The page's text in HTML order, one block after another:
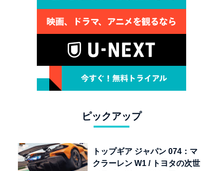
ピックアップ
トップギア ジャパン 074：マ
クラーレン W1 / トヨタの次世